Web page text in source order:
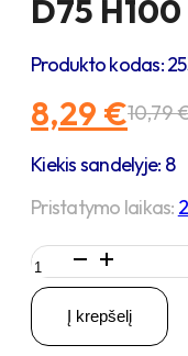
D75
Produkto kodas:
10,79
Original
was:
8,29 €
Current
is:
Kiekis sandelyje: 8
Pristatymo laikas:
produkto
kiekis:
D75
H100
60KG
Į krepšelį